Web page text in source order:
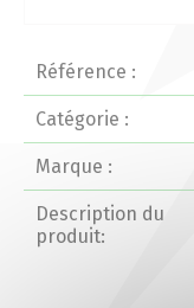
Référence :
Catégorie :
Marque :
Description du
produit: